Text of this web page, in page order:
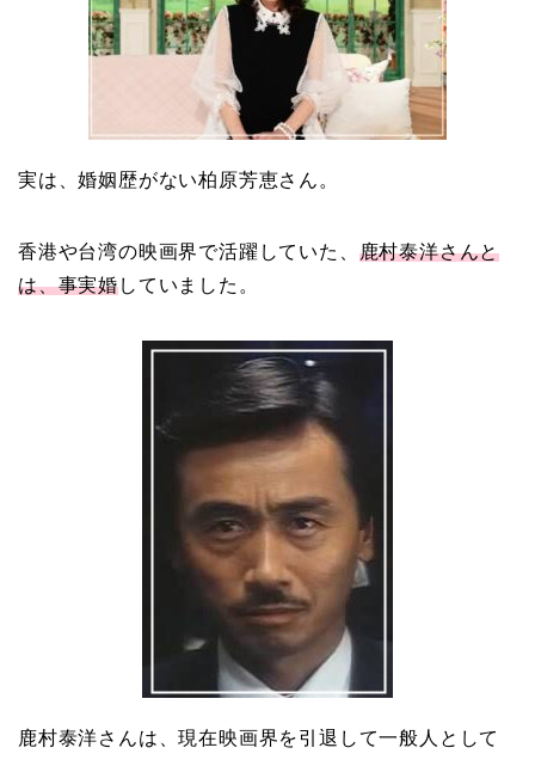
【画像】ブーニンの嫁は
資産家の娘！馴れ初めは
取材！？
二宮和也と嫁・伊藤綾子
の結婚馴れ初めはバラエ
ティ番組！共演を重ねて
急接近！
本並健司が元嫁・美千代
と離婚したのはいつ？顔
画像や離婚理由は？
田村淳と嫁・香那の結婚
実は、婚姻歴がない柏原芳恵さん。
香港や台湾の映画界で活躍していた、 鹿村泰洋さんと
は、事実婚していました。
鹿村泰洋さんは、現在映画界を引退して一般人として